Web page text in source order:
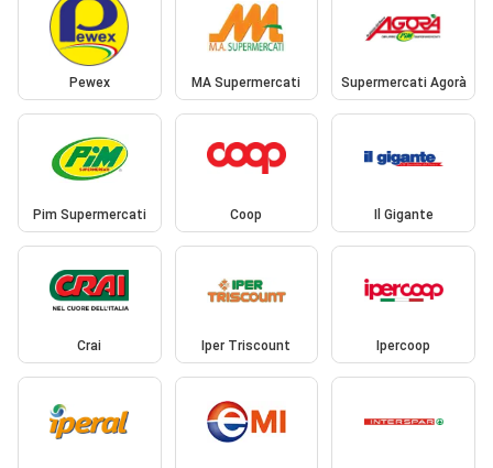
Pewex MA Supermercati Supermercati Agorà
Pim Supermercati Coop Il Gigante
Crai Iper Triscount Ipercoop